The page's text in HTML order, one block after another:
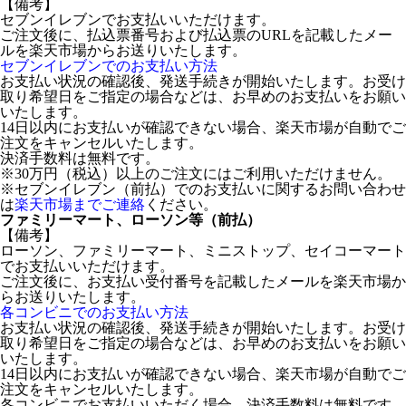
【備考】
セブンイレブンでお支払いいただけます。
ご注文後に、払込票番号および払込票のURLを記載したメー
ルを楽天市場からお送りいたします。
セブンイレブンでのお支払い方法
お支払い状況の確認後、発送手続きが開始いたします。お受け
取り希望日をご指定の場合などは、お早めのお支払いをお願い
いたします。
14日以内にお支払いが確認できない場合、楽天市場が自動でご
注文をキャンセルいたします。
決済手数料は無料です。
※30万円（税込）以上のご注文にはご利用いただけません。
※セブンイレブン（前払）でのお支払いに関するお問い合わせ
は楽天市場までご連絡 ください。
ファミリーマート、ローソン等（前払）
【備考】
ローソン、ファミリーマート、ミニストップ、セイコーマート
でお支払いいただけます。
ご注文後に、お支払い受付番号を記載したメールを楽天市場か
らお送りいたします。
各コンビニでのお支払い方法
お支払い状況の確認後、発送手続きが開始いたします。お受け
取り希望日をご指定の場合などは、お早めのお支払いをお願い
いたします。
14日以内にお支払いが確認できない場合、楽天市場が自動でご
注文をキャンセルいたします。